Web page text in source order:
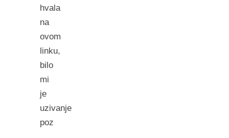
hvala
na
ovom
linku,
bilo
mi
je
uzivanje
poz